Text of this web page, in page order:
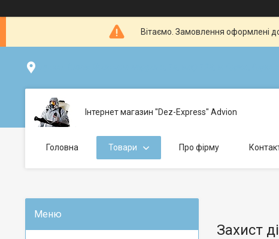
Вітаємо. Замовлення оформлені
Інтернет магазин "Dez-Express" Advion
Головна Товари Про фірму
Захист